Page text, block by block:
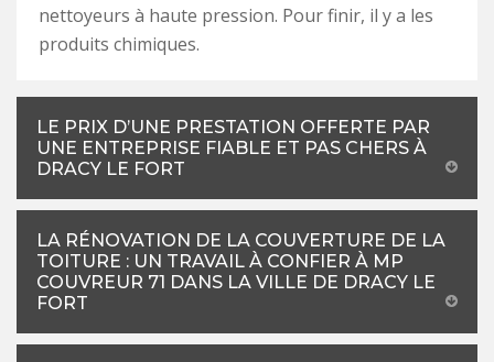
nettoyeurs à haute pression. Pour finir, il y a les
produits chimiques.
LE PRIX D’UNE PRESTATION OFFERTE PAR
UNE ENTREPRISE FIABLE ET PAS CHERS À
DRACY LE FORT
LA RÉNOVATION DE LA COUVERTURE DE LA
TOITURE : UN TRAVAIL À CONFIER À MP
COUVREUR 71 DANS LA VILLE DE DRACY LE
FORT